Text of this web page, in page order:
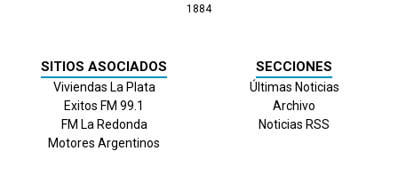
1884
SITIOS ASOCIADOS
Viviendas La Plata
Exitos FM 99.1
FM La Redonda
Motores Argentinos
SECCIONES
Últimas Noticias
Archivo
Noticias RSS